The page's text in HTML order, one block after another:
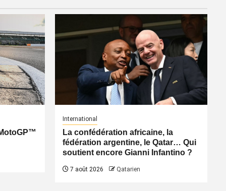
International
La confédération africaine, la
fédération argentine, le Qatar… Qui
soutient encore Gianni Infantino ?
7 août 2026 Qatarien